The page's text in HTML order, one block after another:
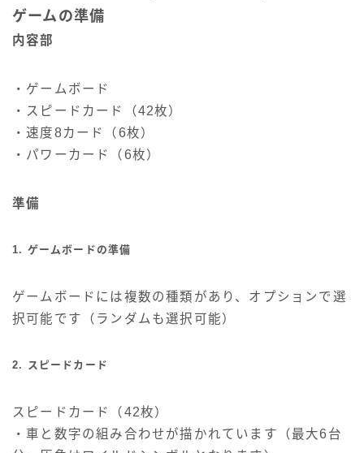
ゲームの準備
内容部
・ゲームボード
・スピードカード（42枚）
・速度8カード（6枚）
・パワーカード（6枚）
準備
1. ゲームボードの準備
ゲームボードには複数の種類があり、オプションで選
択可能です（ランダムも選択可能）
2. スピードカード
スピードカード（42枚）
・車と数字の組み合わせが描かれています（最大6台